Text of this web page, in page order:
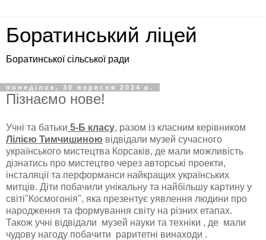
Боратинський ліцей
Боратинської сільської ради
понеділок, 30 вересня 2024 р.
Пізнаємо нове!
Учні та батьки 5-Б класу, разом із класним керівником
Лілією Тимчишиною відвідали музей сучасного
українського мистецтва Корсаків, де мали можливість
дізнатись про мистецтво через авторські проекти,
інсталяції та перформанси найкращих українських
митців. Діти побачили унікальну та найбільшу картину у
світі"Космогонія", яка презентує уявлення людини про
народження та формування світу на різних етапах.
Також учні відвідали музей науки та техніки , де мали
чудову нагоду побачити раритетні винаходи .